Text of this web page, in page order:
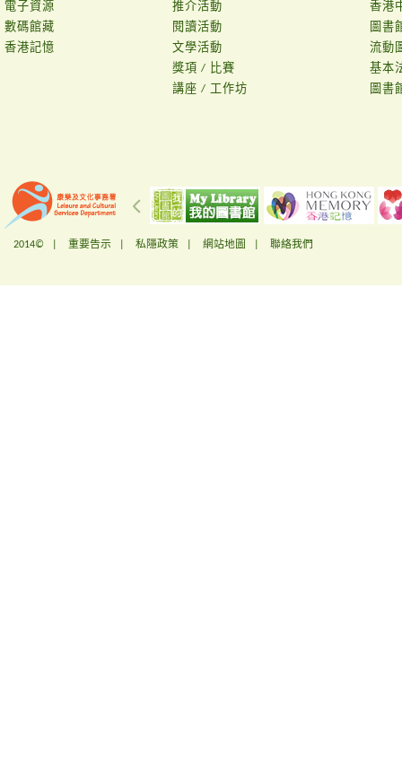
電子資源
數碼館藏
香港記憶
推介活動
閱讀活動
文學活動
獎項 / 比賽
講座 / 工作坊
香港
圖書
流動
基本
圖書
2014© | 重要告示 私隱政策 網站地圖 聯絡我們